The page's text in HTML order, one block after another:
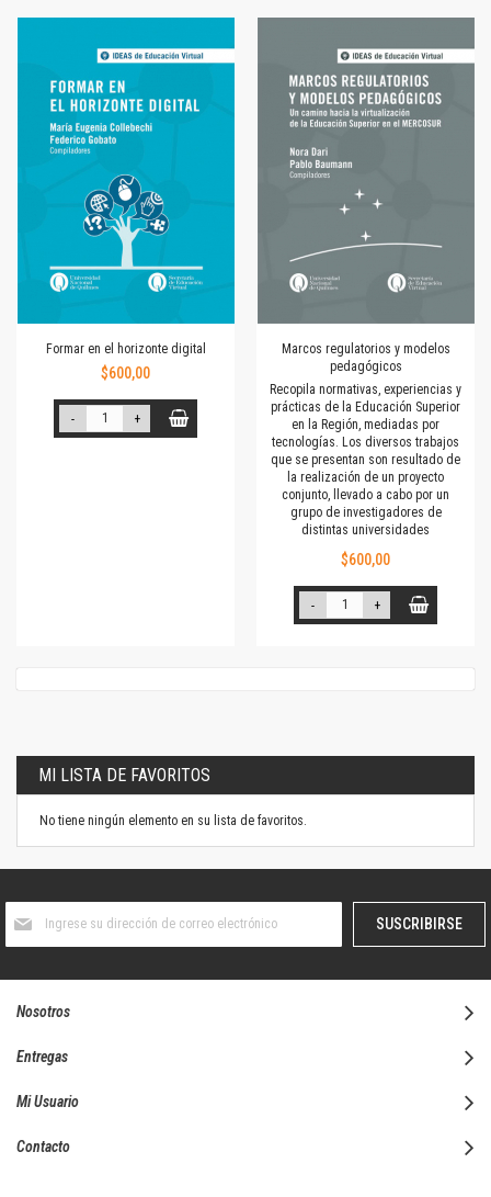
Formar en el horizonte digital
$600,00
- +
Marcos regulatorios y modelos
pedagógicos
Recopila normativas, experiencias y
prácticas de la Educación Superior
en la Región, mediadas por
tecnologías. Los diversos trabajos
que se presentan son resultado de
la realización de un proyecto
conjunto, llevado a cabo por un
grupo de investigadores de
distintas universidades
$600,00
- +
MI LISTA DE FAVORITOS
No tiene ningún elemento en su lista de favoritos.
boletín
SUSCRIBIRSE
Nosotros
Entregas
Mi Usuario
Contacto